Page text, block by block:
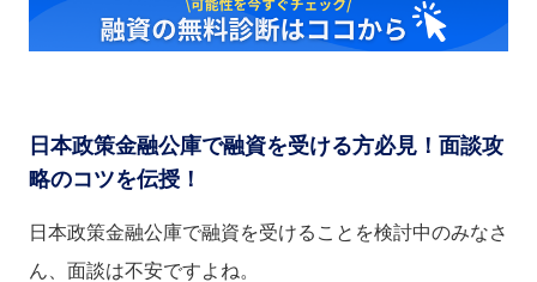
日本政策金融公庫で融資を受ける方必見！面談攻
略のコツを伝授！
日本政策金融公庫で融資を受けることを検討中のみなさ
ん、面談は不安ですよね。